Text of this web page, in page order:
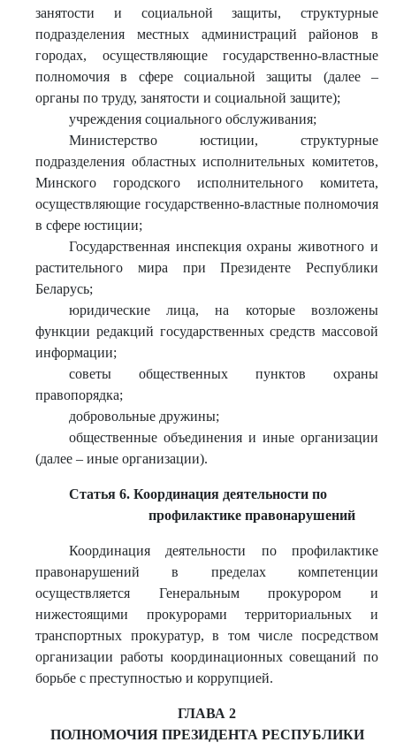
занятости и социальной защиты, структурные
подразделения местных администраций районов в
городах, осуществляющие государственно-властные
полномочия в сфере социальной защиты (далее –
органы по труду, занятости и социальной защите);
учреждения социального обслуживания;
Министерство юстиции, структурные
подразделения областных исполнительных комитетов,
Минского городского исполнительного комитета,
осуществляющие государственно-властные полномочия
в сфере юстиции;
Государственная инспекция охраны животного и
растительного мира при Президенте Республики
Беларусь;
юридические лица, на которые возложены
функции редакций государственных средств массовой
информации;
советы общественных пунктов охраны
правопорядка;
добровольные дружины;
общественные объединения и иные организации
(далее – иные организации).
Статья 6. Координация деятельности по
профилактике правонарушений
Координация деятельности по профилактике
правонарушений в пределах компетенции
осуществляется Генеральным прокурором и
нижестоящими прокурорами территориальных и
транспортных прокуратур, в том числе посредством
организации работы координационных совещаний по
борьбе с преступностью и коррупцией.
ГЛАВА 2
ПОЛНОМОЧИЯ ПРЕЗИДЕНТА РЕСПУБЛИКИ